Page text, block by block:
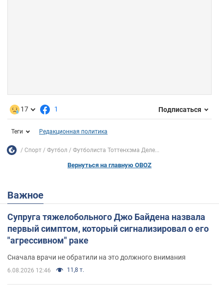
17 1 Подписаться
Теги Редакционная политика
Спорт Футбол Футболиста Тоттенхэма Деле...
Вернуться на главную OBOZ
Важное
Супруга тяжелобольного Джо Байдена назвала
первый симптом, который сигнализировал о его
"агрессивном" раке
Сначала врачи не обратили на это должного внимания
6.08.2026 12:46 11,8 т.